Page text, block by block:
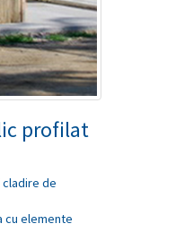
profilat
de
cu elemente